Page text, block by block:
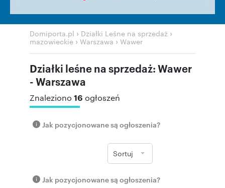
Domiporta.pl › Działki Leśne na sprzedaż ›
mazowieckie › Warszawa › Wawer
Działki leśne na sprzedaż: Wawer
- Warszawa
Znaleziono 16 ogłoszeń
Jak pozycjonowane są ogłoszenia?
Sortuj
Jak pozycjonowane są ogłoszenia?